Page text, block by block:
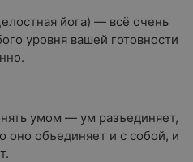
йога) — всё очень
уровня вашей готовности
умом — ум разъединяет,
оно объединяет и с собой, и